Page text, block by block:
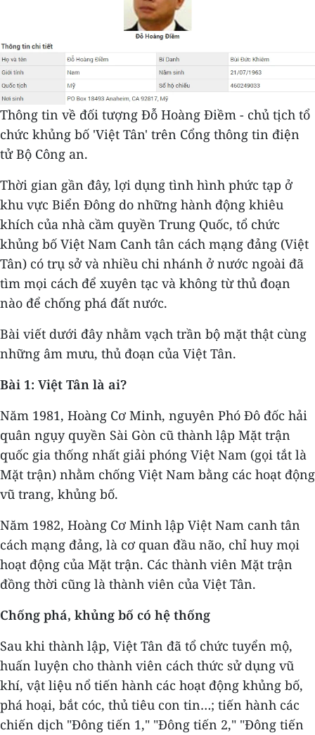
Thông tin về đối tượng Đỗ Hoàng Điềm - chủ tịch tổ
chức khủng bố 'Việt Tân' trên Cổng thông tin điện
tử Bộ Công an.
Thời gian gần đây, lợi dụng tình hình phức tạp ở
khu vực Biển Đông do những hành động khiêu
khích của nhà cầm quyền Trung Quốc, tổ chức
khủng bố Việt Nam Canh tân cách mạng đảng (Việt
Tân) có trụ sở và nhiều chi nhánh ở nước ngoài đã
tìm mọi cách để xuyên tạc và không từ thủ đoạn
nào để chống phá đất nước.
Bài viết dưới đây nhằm vạch trần bộ mặt thật cùng
những âm mưu, thủ đoạn của Việt Tân.
Bài 1: Việt Tân là ai?
Năm 1981, Hoàng Cơ Minh, nguyên Phó Đô đốc hải
quân ngụy quyền Sài Gòn cũ thành lập Mặt trận
quốc gia thống nhất giải phóng Việt Nam (gọi tắt là
Mặt trận) nhằm chống Việt Nam bằng các hoạt động
vũ trang, khủng bố.
Năm 1982, Hoàng Cơ Minh lập Việt Nam canh tân
cách mạng đảng, là cơ quan đầu não, chỉ huy mọi
hoạt động của Mặt trận. Các thành viên Mặt trận
đồng thời cũng là thành viên của Việt Tân.
Chống phá, khủng bố có hệ thống
Sau khi thành lập, Việt Tân đã tổ chức tuyển mộ,
huấn luyện cho thành viên cách thức sử dụng vũ
khí, vật liệu nổ tiến hành các hoạt động khủng bố,
phá hoại, bắt cóc, thủ tiêu con tin…; tiến hành các
chiến dịch "Đông tiến 1," "Đông tiến 2," "Đông tiến